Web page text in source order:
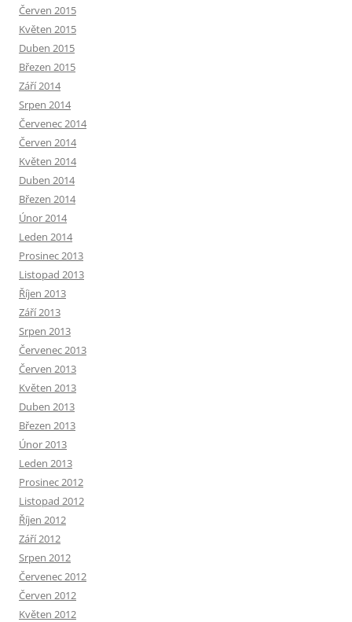
Červen 2015
Květen 2015
Duben 2015
Březen 2015
Září 2014
Srpen 2014
Červenec 2014
Červen 2014
Květen 2014
Duben 2014
Březen 2014
Únor 2014
Leden 2014
Prosinec 2013
Listopad 2013
Říjen 2013
Září 2013
Srpen 2013
Červenec 2013
Červen 2013
Květen 2013
Duben 2013
Březen 2013
Únor 2013
Leden 2013
Prosinec 2012
Listopad 2012
Říjen 2012
Září 2012
Srpen 2012
Červenec 2012
Červen 2012
Květen 2012